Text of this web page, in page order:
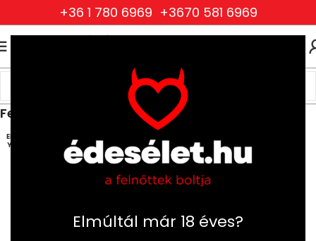
Elmúltál már 18 éves?
+36 1 780 6969 +3670 581 6969
Ruhák és Fehérneműk
Női Ruhák és Fehérneműk
Fehérnemű és mellemelő szettek
ELFOG
YOTT